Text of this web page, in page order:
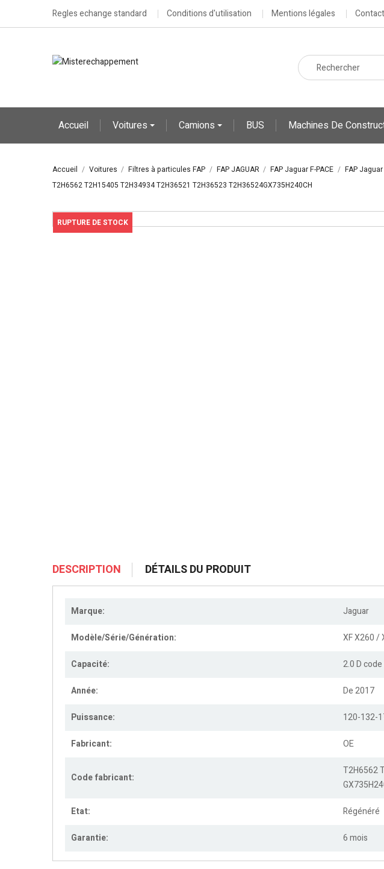
Regles echange standard Conditions d'utilisation Mentions légales
Accueil Voitures Camions BUS Machines De
Accueil Voitures Filtres à particules FAP FAP JAGUAR FAP Jaguar F-PACE FAP Jaguar
T2H6562 T2H15405 T2H34934 T2H36521 T2H36523 T2H36524GX735H240CH
RUPTURE DE STOCK
DESCRIPTION DÉTAILS DU PRODUIT
Marque: Jaguar
Modèle/Série/Génération: XF X260 /
Capacité: 2.0 D
Année: De 2017
Puissance: 120-132-
Fabricant: OE
Code fabricant:
T2H6562
Etat: Régénéré
Garantie: 6 mois